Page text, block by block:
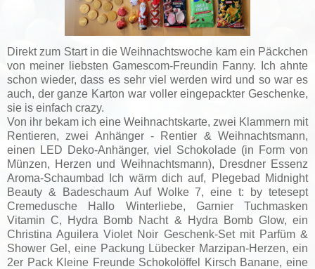
Direkt zum Start in die Weihnachtswoche kam ein Päckchen
von meiner liebsten Gamescom-Freundin Fanny. Ich ahnte
schon wieder, dass es sehr viel werden wird und so war es
auch, der ganze Karton war voller eingepackter Geschenke,
sie is einfach crazy.
Von ihr bekam ich eine Weihnachtskarte, zwei Klammern mit
Rentieren, zwei Anhänger - Rentier & Weihnachtsmann,
einen LED Deko-Anhänger, viel Schokolade (in Form von
Münzen, Herzen und Weihnachtsmann), Dresdner Essenz
Aroma-Schaumbad Ich wärm dich auf, Plegebad Midnight
Beauty & Badeschaum Auf Wolke 7, eine t: by tetesept
Cremedusche Hallo Winterliebe, Garnier Tuchmasken
Vitamin C, Hydra Bomb Nacht & Hydra Bomb Glow, ein
Christina Aguilera Violet Noir Geschenk-Set mit Parfüm &
Shower Gel, eine Packung Lübecker Marzipan-Herzen, ein
2er Pack Kleine Freunde Schokolöffel Kirsch Banane, eine